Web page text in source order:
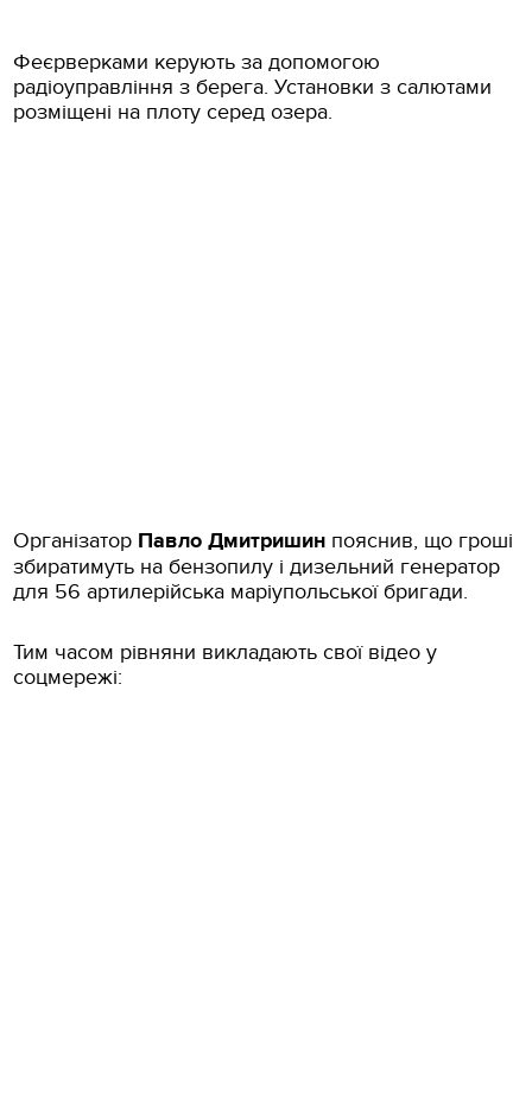
Феєрверками керують за допомогою
радіоуправління з берега. Установки з салютами
розміщені на плоту серед озера.
Організатор Павло Дмитришин пояснив, що гроші
збиратимуть на бензопилу і дизельний генератор
для 56 артилерійська маріупольської бригади.
Тим часом рівняни викладають свої відео у
соцмережі: